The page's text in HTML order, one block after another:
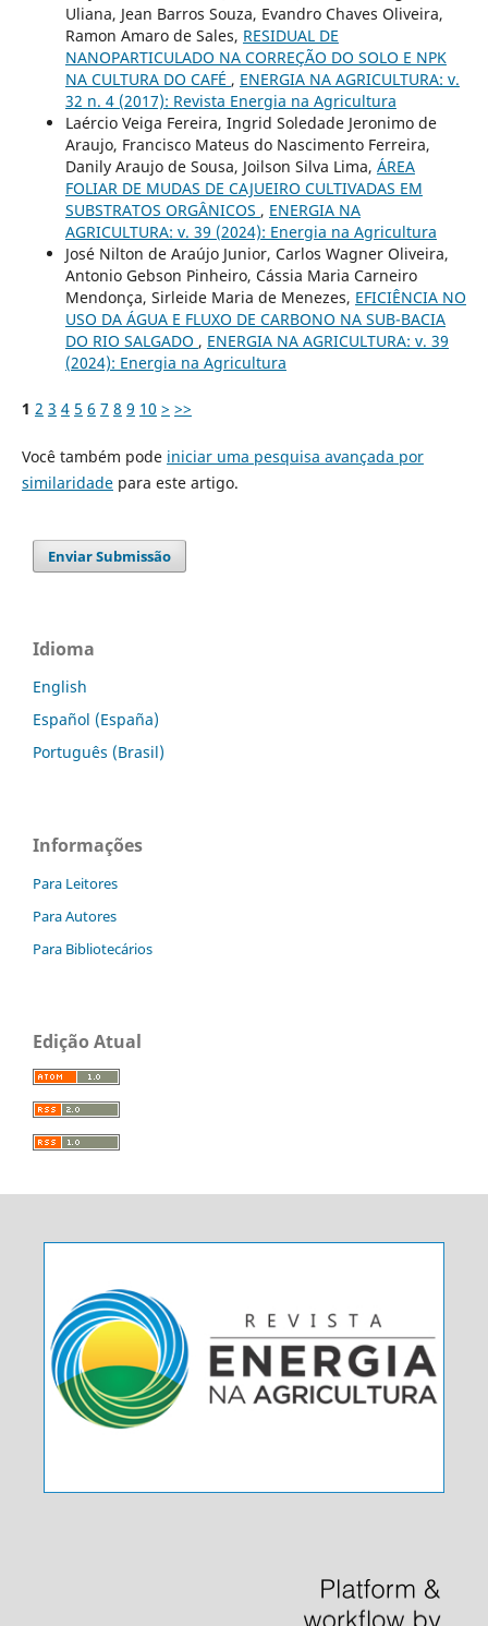
Uliana, Jean Barros Souza, Evandro Chaves Oliveira,
Ramon Amaro de Sales, RESIDUAL DE
NANOPARTICULADO NA CORREÇÃO DO SOLO E NPK
NA CULTURA DO CAFÉ , ENERGIA NA AGRICULTURA: v.
32 n. 4 (2017): Revista Energia na Agricultura
Laércio Veiga Fereira, Ingrid Soledade Jeronimo de
Araujo, Francisco Mateus do Nascimento Ferreira,
Danily Araujo de Sousa, Joilson Silva Lima, ÁREA
FOLIAR DE MUDAS DE CAJUEIRO CULTIVADAS EM
SUBSTRATOS ORGÂNICOS , ENERGIA NA
AGRICULTURA: v. 39 (2024): Energia na Agricultura
José Nilton de Araújo Junior, Carlos Wagner Oliveira,
Antonio Gebson Pinheiro, Cássia Maria Carneiro
Mendonça, Sirleide Maria de Menezes, EFICIÊNCIA NO
USO DA ÁGUA E FLUXO DE CARBONO NA SUB-BACIA
DO RIO SALGADO , ENERGIA NA AGRICULTURA: v. 39
(2024): Energia na Agricultura
1 2 3 4 5 6 7 8 9 10 > >>
Você também pode iniciar uma pesquisa avançada por
similaridadepara este artigo.
Enviar Submissão
Idioma
English
Español (España)
Português (Brasil)
Informações
Para Leitores
Para Autores
Para Bibliotecários
Edição Atual